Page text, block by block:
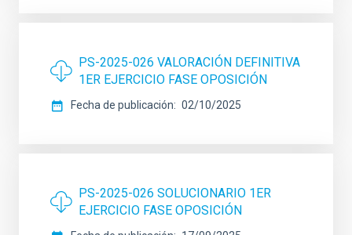
PS-2025-026 VALORACIÓN DEFINITIVA
1ER EJERCICIO FASE OPOSICIÓN
Fecha de publicación 02/10/2025
PS-2025-026 SOLUCIONARIO 1ER
EJERCICIO FASE OPOSICIÓN